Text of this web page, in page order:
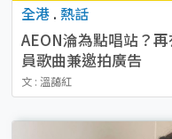
全港 . 熱話
AEON淪為點唱站？
員歌曲兼邀拍廣告
文 : 溫藹紅